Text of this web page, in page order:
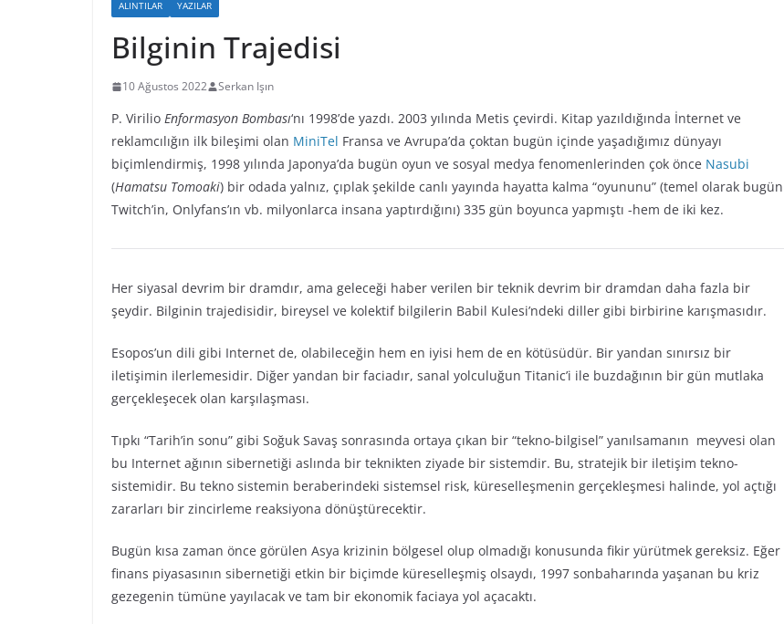
ALINTILAR YAZILAR
Bilginin Trajedisi
10 Ağustos 2022 Serkan Işın
P. Virilio Enformasyon Bombası‘nı 1998’de yazdı. 2003 yılında Metis çevirdi. Kitap yazıldığında İnternet ve
reklamcılığın ilk bileşimi olan MiniTel Fransa ve Avrupa’da çoktan bugün içinde yaşadığımız dünyayı
biçimlendirmiş, 1998 yılında Japonya’da bugün oyun ve sosyal medya fenomenlerinden çok önce Nasubi
(Hamatsu Tomoaki) bir odada yalnız, çıplak şekilde canlı yayında hayatta kalma “oyununu” (temel olarak bugün
Twitch’in, Onlyfans’ın vb. milyonlarca insana yaptırdığını) 335 gün boyunca yapmıştı -hem de iki kez.
Her siyasal devrim bir dramdır, ama geleceği haber verilen bir teknik devrim bir dramdan daha fazla bir
şeydir. Bilginin trajedisidir, bireysel ve kolektif bilgilerin Babil Kulesi’ndeki diller gibi birbirine karışmasıdır.
Esopos’un dili gibi Internet de, olabileceğin hem en iyisi hem de en kötüsüdür. Bir yandan sınırsız bir
iletişimin ilerlemesidir. Diğer yandan bir faciadır, sanal yolculuğun Titanic’i ile buzdağının bir gün mutlaka
gerçekleşecek olan karşılaşması.
Tıpkı “Tarih’in sonu” gibi Soğuk Savaş sonrasında ortaya çıkan bir “tekno-bilgisel” yanılsamanın meyvesi olan
bu Internet ağının sibernetiği aslında bir teknikten ziyade bir sistemdir. Bu, stratejik bir iletişim tekno-
sistemidir. Bu tekno sistemin beraberindeki sistemsel risk, küreselleşmenin gerçekleşmesi halinde, yol açtığı
zararları bir zincirleme reaksiyona dönüştürecektir.
Bugün kısa zaman önce görülen Asya krizinin bölgesel olup olmadığı konusunda fikir yürütmek gereksiz. Eğer
finans piyasasının sibernetiği etkin bir biçimde küreselleşmiş olsaydı, 1997 sonbaharında yaşanan bu kriz
gezegenin tümüne yayılacak ve tam bir ekonomik faciaya yol açacaktı.